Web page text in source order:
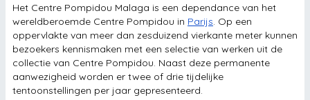
Het Centre Pompidou Malaga is een dependance van het
wereldberoemde Centre Pompidou in Parijs. Op een
oppervlakte van meer dan zesduizend vierkante meter kunnen
bezoekers kennismaken met een selectie van werken uit de
collectie van Centre Pompidou. Naast deze permanente
aanwezigheid worden er twee of drie tijdelijke
tentoonstellingen per jaar gepresenteerd.